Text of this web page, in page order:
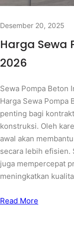
Desember 20, 2025
Harga Sewa
2026
Sewa Pompa Beton
Harga Sewa Pompa
penting bagi
konstruksi. Oleh
awal akan
secara lebih efisien.
juga mempercepat
meningkatkan
Read More